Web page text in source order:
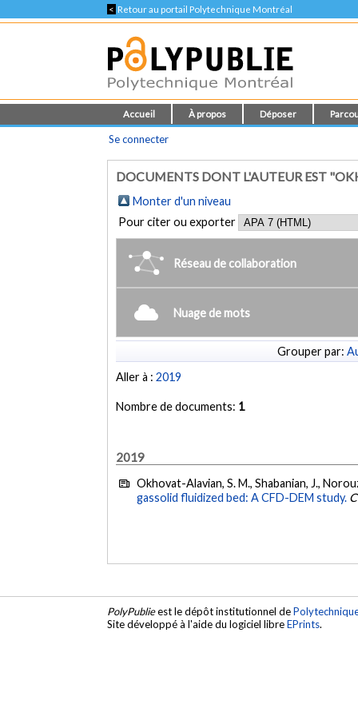
< Retour au portail Polytechnique Montréal
Accueil À propos Déposer
Se connecter
DOCUMENTS DONT L'AUTEUR EST
Monter d'un niveau
Pour citer ou exporter
Réseau de collaboration
Nuage de mots
Grouper par:
Aller à :2019
Nombre de documents: 1
2019
Okhovat-Alavian, S. M., Shabanian, J.,
gassolid fluidized bed: A CFD-DEM study.
PolyPublieest le dépôt institutionnel de
Site développé à l'aide du logiciel libreEPrints.